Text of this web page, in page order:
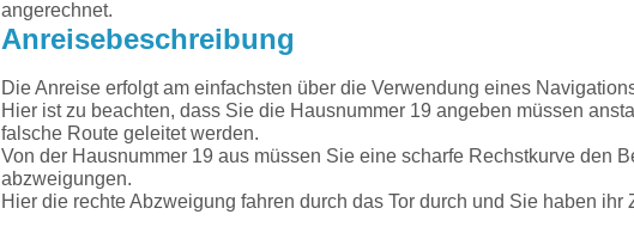
angerechnet.
Anreisebeschreibung
Die Anreise erfolgt am einfachsten über die Verwendung eines
Hier ist zu beachten, dass Sie die Hausnummer 19 angeben müssen
falsche Route geleitet werden.
Von der Hausnummer 19 aus müssen Sie eine scharfe Rechstkurve den
abzweigungen.
Hier die rechte Abzweigung fahren durch das Tor durch und Sie haben ihr